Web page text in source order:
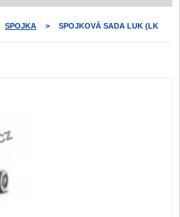
SPOJKA >
SPOJKOVÁ SADA LUK (LK